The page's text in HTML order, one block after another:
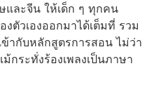
และจีน ให้เด็ก ๆ ทุกคน
ตัวเองออกมาได้เต็มที่ รวม
ากับหลักสูตรการสอน ไม่ว่า
กระทั่งร้องเพลงเป็นภาษา